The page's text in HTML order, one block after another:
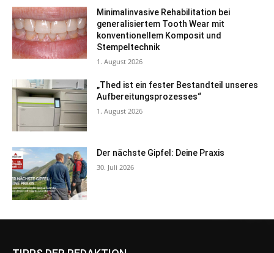
Minimalinvasive Rehabilitation bei
generalisiertem Tooth Wear mit
konventionellem Komposit und
Stempeltechnik
1. August 2026
„Thed ist ein fester Bestandteil unseres
Aufbereitungsprozesses“
1. August 2026
Der nächste Gipfel: Deine Praxis
30. Juli 2026